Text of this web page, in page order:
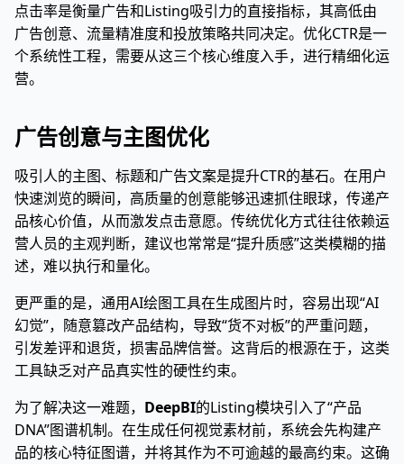
点击率是衡量广告和Listing吸引力的直接指标，其高低由
广告创意、流量精准度和投放策略共同决定。优化CTR是一
个系统性工程，需要从这三个核心维度入手，进行精细化运
营。
广告创意与主图优化
吸引人的主图、标题和广告文案是提升CTR的基石。在用户
快速浏览的瞬间，高质量的创意能够迅速抓住眼球，传递产
品核心价值，从而激发点击意愿。传统优化方式往往依赖运
营人员的主观判断，建议也常常是“提升质感”这类模糊的描
述，难以执行和量化。
更严重的是，通用AI绘图工具在生成图片时，容易出现“AI
幻觉”，随意篡改产品结构，导致“货不对板”的严重问题，
引发差评和退货，损害品牌信誉。这背后的根源在于，这类
工具缺乏对产品真实性的硬性约束。
为了解决这一难题， DeepBI的Listing模块引入了“产品
DNA”图谱机制。在生成任何视觉素材前，系统会先构建产
品的核心特征图谱，并将其作为不可逾越的最高约束。这确